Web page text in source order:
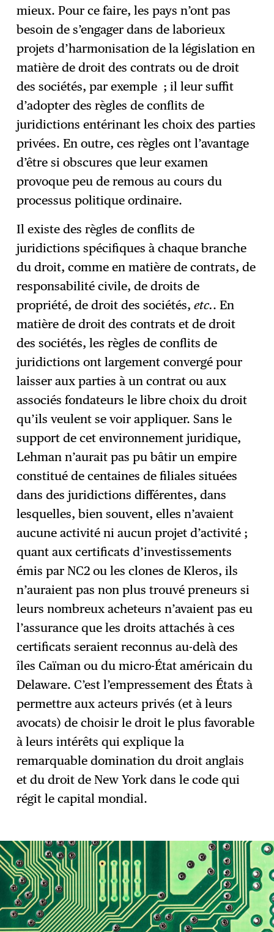
mieux. Pour ce faire, les pays n’ont pas
besoin de s’engager dans de laborieux
projets d’harmonisation de la législation en
matière de droit des contrats ou de droit
des sociétés, par exemple ; il leur suffit
d’adopter des règles de conflits de
juridictions entérinant les choix des parties
privées. En outre, ces règles ont l’avantage
d’être si obscures que leur examen
provoque peu de remous au cours du
processus politique ordinaire.
Il existe des règles de conflits de
juridictions spécifiques à chaque branche
du droit, comme en matière de contrats, de
responsabilité civile, de droits de
propriété, de droit des sociétés,etc.. En
matière de droit des contrats et de droit
des sociétés, les règles de conflits de
juridictions ont largement convergé pour
laisser aux parties à un contrat ou aux
associés fondateurs le libre choix du droit
qu’ils veulent se voir appliquer. Sans le
support de cet environnement juridique,
Lehman n’aurait pas pu bâtir un empire
constitué de centaines de filiales situées
dans des juridictions différentes, dans
lesquelles, bien souvent, elles n’avaient
aucune activité ni aucun projet d’activité ;
quant aux certificats d’investissements
émis par NC2 ou les clones de Kleros, ils
n’auraient pas non plus trouvé preneurs si
leurs nombreux acheteurs n’avaient pas eu
l’assurance que les droits attachés à ces
certificats seraient reconnus au-delà des
îles Caïman ou du micro-État américain du
Delaware. C’est l’empressement des États à
permettre aux acteurs privés (et à leurs
avocats) de choisir le droit le plus favorable
à leurs intérêts qui explique la
remarquable domination du droit anglais
et du droit de New York dans le code qui
régit le capital mondial.